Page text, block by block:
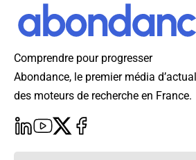
Comprendre pour progresser
Abondance, le premier média
des moteurs de recherche en France.